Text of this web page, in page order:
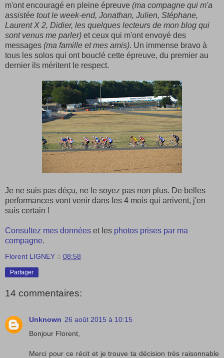
m'ont encouragé en pleine épreuve (ma compagne qui m'a
assistée tout le week-end, Jonathan, Julien, Stéphane,
Laurent X 2, Didier, les quelques lecteurs de mon blog qui
sont venus me parler) et ceux qui m'ont envoyé des
messages (ma famille et mes amis). Un immense bravo à
tous les solos qui ont bouclé cette épreuve, du premier au
dernier ils méritent le respect.
Je ne suis pas déçu, ne le soyez pas non plus. De belles
performances vont venir dans les 4 mois qui arrivent, j'en
suis certain !
Consultez mes données et les photos prises par ma
compagne.
Florent LIGNEY à 08:58
Partager
14 commentaires:
Unknown 26 août 2015 à 10:15
Bonjour Florent,
Merci pour ce récit et je trouve ta décision très raisonnable